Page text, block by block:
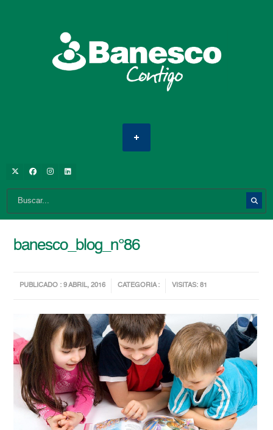
banesco_blog_n°86
PUBLICADO : 9 ABRIL, 2016 CATEGORIA : VISITAS: 81